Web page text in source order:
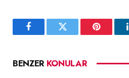
FacebookTwitter Pinterest
BENZER KONULAR